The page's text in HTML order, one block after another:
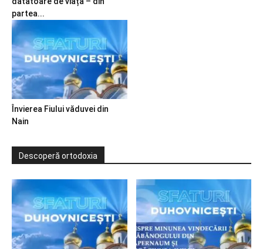
partea...
Învierea Fiului văduvei din
Nain
Descoperă ortodoxia